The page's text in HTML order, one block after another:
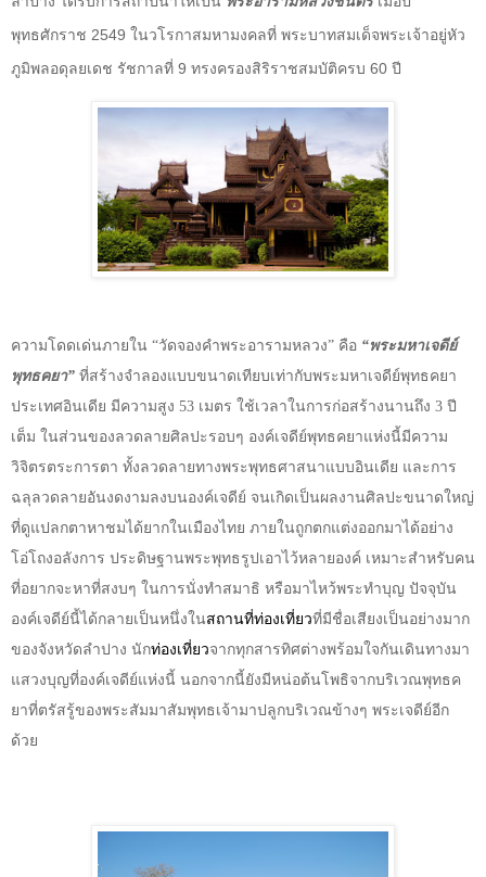
พุทธศักราช 2549 ในวโรกาสมหามงคลที่ พระบาทสมเด็จพระเจ้าอยู่หัว
ภูมิพลอดุลยเดช รัชกาลที่ 9 ทรงครองสิริราชสมบัติครบ 60 ปี
ความโดดเด่นภายใน “วัดจองคำพระอารามหลวง” คือ “พระมหาเจดีย์
พุทธคยา” ที่สร้างจำลองแบบขนาดเทียบเท่ากับพระมหาเจดีย์พุทธคยา
ประเทศอินเดีย มีความสูง 53 เมตร ใช้เวลาในการก่อสร้างนานถึง 3 ปี
เต็ม ในส่วนของลวดลายศิลปะรอบๆ องค์เจดีย์พุทธคยาแห่งนี้มีความ
วิจิตรตระการตา ทั้งลวดลายทางพระพุทธศาสนาแบบอินเดีย และการ
ฉลุลวดลายอันงดงามลงบนองค์เจดีย์ จนเกิดเป็นผลงานศิลปะขนาดใหญ่
ที่ดูแปลกตาหาชมได้ยากในเมืองไทย ภายในถูกตกแต่งออกมาได้อย่าง
โอ่โถงอลังการ ประดิษฐานพระพุทธรูปเอาไว้หลายองค์ เหมาะสำหรับคน
ที่อยากจะหาที่สงบๆ ในการนั่งทำสมาธิ หรือมาไหว้พระทำบุญ ปัจจุบัน
องค์เจดีย์นี้ได้กลายเป็นหนึ่งในสถานที่ท่องเที่ยวที่มีชื่อเสียงเป็นอย่างมาก
ของจังหวัดลำปาง นักท่องเที่ยวจากทุกสารทิศต่างพร้อมใจกันเดินทางมา
แสวงบุญที่องค์เจดีย์แห่งนี้ นอกจากนี้ยังมีหน่อต้นโพธิจากบริเวณพุทธค
ยาที่ตรัสรู้ของพระสัมมาสัมพุทธเจ้ามาปลูกบริเวณข้างๆ พระเจดีย์อีก
ด้วย